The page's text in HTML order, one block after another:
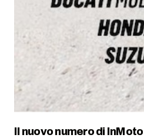
Il nuovo numero di InMoto